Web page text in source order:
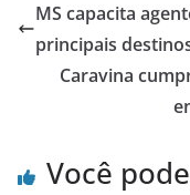
MS capacita
principais
Caravina
Você